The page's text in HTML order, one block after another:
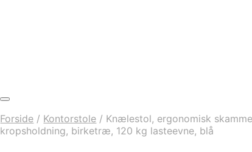
Forside / Kontorstole / Knælestol, ergonomisk
kropsholdning, birketræ, 120 kg lasteevne, blå